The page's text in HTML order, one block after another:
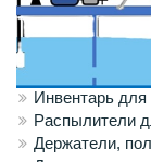
Инвентарь для
Распылители
Держатели,